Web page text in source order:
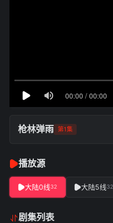
枪林弹雨 第1集
播放源
大陆0线32 大陆5线32
剧集列表